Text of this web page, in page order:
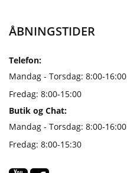
ÅBNINGSTIDER
Telefon:
Mandag - Torsdag: 8:00-16:00
Fredag: 8:00-15:00
Butik og Chat:
Mandag - Torsdag: 8:00-16:00
Fredag: 8:00-15:30